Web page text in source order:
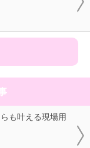
も叶える現場用